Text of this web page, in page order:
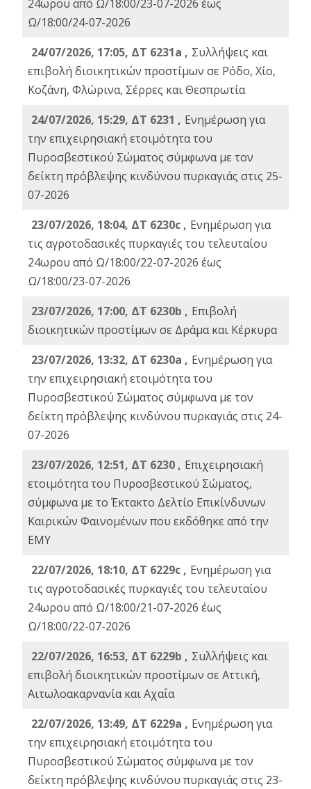
24ωρου από Ω/18:00/23-07-2026 έως
Ω/18:00/24-07-2026
24/07/2026, 17:05, ΔΤ 6231a , Συλλήψεις και
επιβολή διοικητικών προστίμων σε Ρόδο, Χίο,
Κοζάνη, Φλώρινα, Σέρρες και Θεσπρωτία
24/07/2026, 15:29, ΔΤ 6231 , Ενημέρωση για
την επιχειρησιακή ετοιμότητα του
Πυροσβεστικού Σώματος σύμφωνα με τον
δείκτη πρόβλεψης κινδύνου πυρκαγιάς στις 25-
07-2026
23/07/2026, 18:04, ΔΤ 6230c , Ενημέρωση για
τις αγροτοδασικές πυρκαγιές του τελευταίου
24ωρου από Ω/18:00/22-07-2026 έως
Ω/18:00/23-07-2026
23/07/2026, 17:00, ΔΤ 6230b , Επιβολή
διοικητικών προστίμων σε Δράμα και Κέρκυρα
23/07/2026, 13:32, ΔΤ 6230a , Ενημέρωση για
την επιχειρησιακή ετοιμότητα του
Πυροσβεστικού Σώματος σύμφωνα με τον
δείκτη πρόβλεψης κινδύνου πυρκαγιάς στις 24-
07-2026
23/07/2026, 12:51, ΔΤ 6230 , Επιχειρησιακή
ετοιμότητα του Πυροσβεστικού Σώματος,
σύμφωνα με το Έκτακτο Δελτίο Επικίνδυνων
Καιρικών Φαινομένων που εκδόθηκε από την
ΕΜΥ
22/07/2026, 18:10, ΔΤ 6229c , Ενημέρωση για
τις αγροτοδασικές πυρκαγιές του τελευταίου
24ωρου από Ω/18:00/21-07-2026 έως
Ω/18:00/22-07-2026
22/07/2026, 16:53, ΔΤ 6229b , Σuλλήψεις και
επιβολή διοικητικών προστίμων σε Αττική,
Αιτωλοακαρνανία και Αχαΐα
22/07/2026, 13:49, ΔΤ 6229a , Ενημέρωση για
την επιχειρησιακή ετοιμότητα του
Πυροσβεστικού Σώματος σύμφωνα με τον
δείκτη πρόβλεψης κινδύνου πυρκαγιάς στις 23-